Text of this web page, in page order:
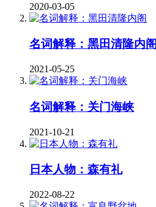
2020-03-05
名词解释：黑田清隆内阁
2021-05-25
名词解释：关门海峡
2021-10-21
日本人物：森有礼
2022-08-22